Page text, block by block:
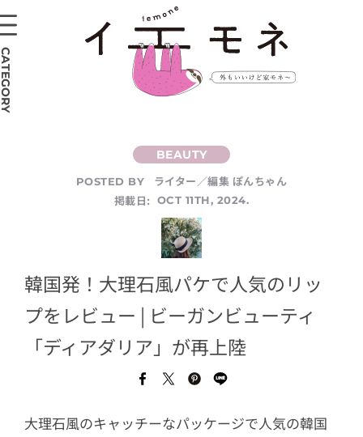
POSTED BY
ライター／編集 ぽんちゃん
掲載日:
OCT 11TH, 2024.
韓国発！大理石風パケで人気のリッ
プをレビュー | ビーガンビューティ
「ディアダリア」が再上陸
大理石風のキャッチーなパッケージで人気の韓国